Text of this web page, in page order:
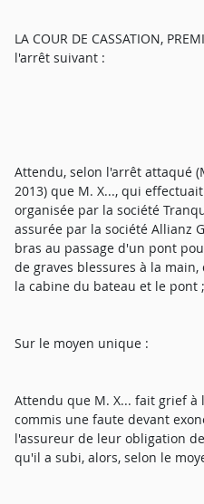
LA COUR DE CASSATION,
l'arrêt suivant :
Attendu, selon l'arrêt attaqué
2013) que M. X..., qui
organisée par la société
assurée par la société Allianz
bras au passage d'un pont
de graves blessures à la
la cabine du bateau et le pont ;
Sur le moyen unique :
Attendu que M. X... fait grief
commis une faute devant
l'assureur de leur obligation
qu'il a subi, alors, selon le